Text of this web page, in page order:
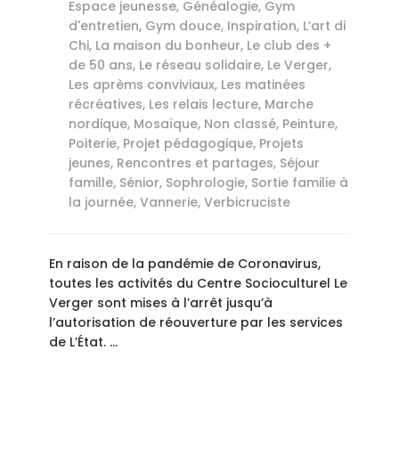
Espace jeunesse, Généalogie, Gym
d'entretien, Gym douce, Inspiration, L’art di
Chi, La maison du bonheur, Le club des +
de 50 ans, Le réseau solidaire, Le Verger,
Les aprèms conviviaux, Les matinées
récréatives, Les relais lecture, Marche
nordique, Mosaïque, Non classé, Peinture,
Poiterie, Projet pédagogique, Projets
jeunes, Rencontres et partages, Séjour
famille, Sénior, Sophrologie, Sortie familie à
la journée, Vannerie, Verbicruciste
En raison de la pandémie de Coronavirus,
toutes les activités du Centre Socioculturel Le
Verger sont mises à l’arrêt jusqu’à
l’autorisation de réouverture par les services
de L’État. …